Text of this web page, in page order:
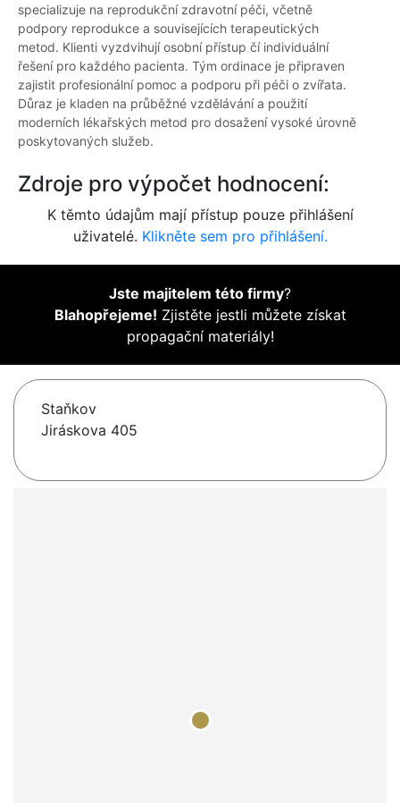
specializuje na reprodukční zdravotní péči, včetně
podpory reprodukce a souvisejících terapeutických
metod. Klienti vyzdvihují osobní přístup čí individuální
řešení pro každého pacienta. Tým ordinace je připraven
zajistit profesionální pomoc a podporu při péči o zvířata.
Důraz je kladen na průběžné vzdělávání a použití
moderních lékařských metod pro dosažení vysoké úrovně
poskytovaných služeb.
Zdroje pro výpočet hodnocení:
K těmto údajům mají přístup pouze přihlášení
uživatelé. Klikněte sem pro přihlášení.
Jste majitelem této firmy?
Blahopřejeme! Zjistěte jestli můžete získat
propagační materiály!
Staňkov
Jiráskova 405